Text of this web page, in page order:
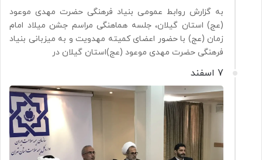
به گزارش روابط عمومی بنیاد فرهنگی حضرت مهدی موعود
(عج) استان گیلان، جلسه هماهنگی مراسم جشن میلاد امام
زمان (عج) با حضور اعضای کمیته مهدویت و به میزبانی بنیاد
فرهنگی حضرت مهدی موعود (عج)استان گیلان در
7 اسفند